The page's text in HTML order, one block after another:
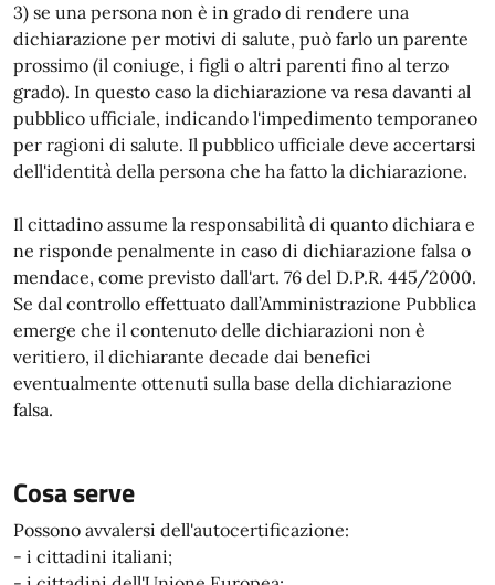
3) se una persona non è in grado di rendere una
dichiarazione per motivi di salute, può farlo un parente
prossimo (il coniuge, i figli o altri parenti fino al terzo
grado). In questo caso la dichiarazione va resa davanti al
pubblico ufficiale, indicando l'impedimento temporaneo
per ragioni di salute. Il pubblico ufficiale deve accertarsi
dell'identità della persona che ha fatto la dichiarazione.
Il cittadino assume la responsabilità di quanto dichiara e
ne risponde penalmente in caso di dichiarazione falsa o
mendace, come previsto dall'art. 76 del D.P.R. 445/2000.
Se dal controllo effettuato dall’Amministrazione Pubblica
emerge che il contenuto delle dichiarazioni non è
veritiero, il dichiarante decade dai benefici
eventualmente ottenuti sulla base della dichiarazione
falsa.
Cosa serve
Possono avvalersi dell'autocertificazione:
- i cittadini italiani;